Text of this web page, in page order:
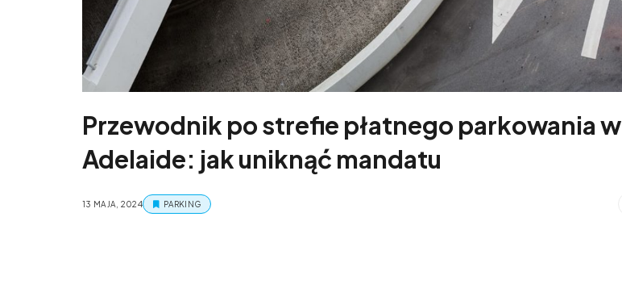
Przewodnik po strefie płatnego parkowania w
Adelaide: jak uniknąć mandatu
13 MAJA, 2024 PARKING